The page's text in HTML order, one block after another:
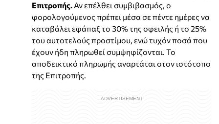
Επιτροπής. Αν επέλθει συμβιβασμός, ο
φορολογούμενος πρέπει μέσα σε πέντε ημέρες να
καταβάλει εφάπαξ το 30% της οφειλής ή το 25%
του αυτοτελούς προστίμου, ενώ τυχόν ποσά που
έχουν ήδη πληρωθεί συμψηφίζονται. Το
αποδεικτικό πληρωμής αναρτάται στον ιστότοπο
της Επιτροπής.